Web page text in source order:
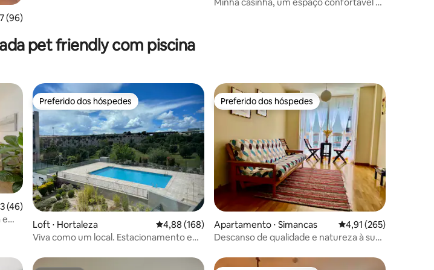
uma avaliação média de 5, 96 avaliações
(96)
pet friendly com piscina
uma avaliação média de 5, 46 avaliações
(46)
e
Preferido dos hóspedes
Preferido dos hóspedes
Loft ⋅ Hortaleza 4,88 de uma avaliação média de 5, 168 avaliações
4,88 (168)
Viva como um local. Estacionamento e
Preferido dos hóspedes
Preferido dos hóspedes
Apartamento ⋅ Simancas 4,91 de uma avaliação
4,91 (265)
Descanso de qualidade e natureza à sua